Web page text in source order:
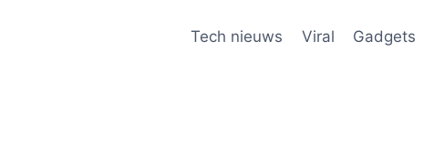
Tech nieuws Viral Gadgets